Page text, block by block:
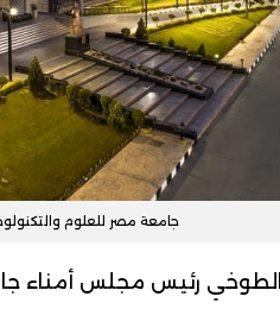
جامعة مصر للعلوم
رئيس مجلس أمناء